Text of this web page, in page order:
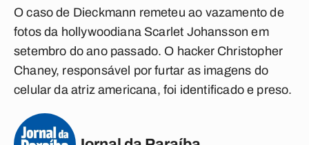
O caso de Dieckmann remeteu ao vazamento de
fotos da hollywoodiana Scarlet Johansson em
setembro do ano passado. O hacker Christopher
Chaney, responsável por furtar as imagens do
celular da atriz americana, foi identificado e preso.